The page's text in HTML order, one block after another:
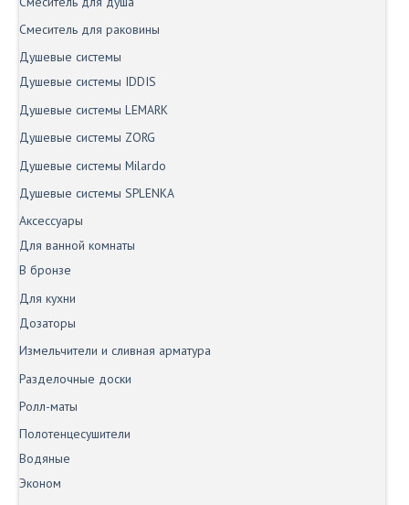
Смеситель для раковины
Душевые системы
Душевые системы IDDIS
Душевые системы LEMARK
Душевые системы ZORG
Душевые системы Milardo
Душевые системы SPLENKA
Аксессуары
Для ванной комнаты
В бронзе
Для кухни
Дозаторы
Измельчители и сливная арматура
Разделочные доски
Ролл-маты
Полотенцесушители
Водяные
Эконом